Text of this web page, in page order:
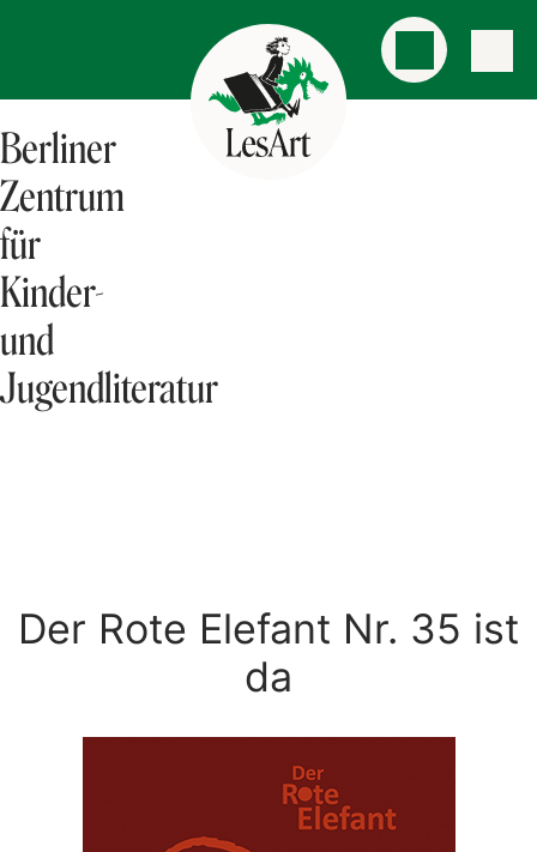
Berliner
Zentrum
für
Kinder-
und
Jugendliteratur
Der Rote Elefant Nr. 35 ist
da